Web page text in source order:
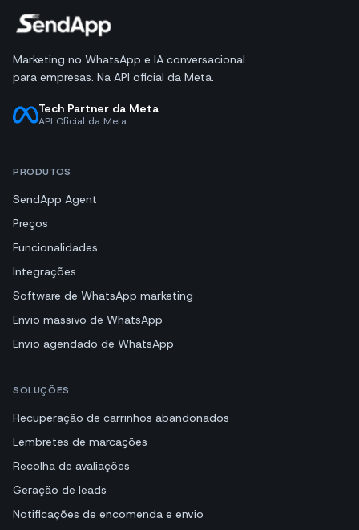
Marketing no WhatsApp e IA conversacional
para empresas. Na API oficial da Meta.
Tech Partner da Meta
API Oficial da Meta
PRODUTOS
SendApp Agent
Preços
Funcionalidades
Integrações
Software de WhatsApp marketing
Envio massivo de WhatsApp
Envio agendado de WhatsApp
SOLUÇÕES
Recuperação de carrinhos abandonados
Lembretes de marcações
Recolha de avaliações
Geração de leads
Notificações de encomenda e envio